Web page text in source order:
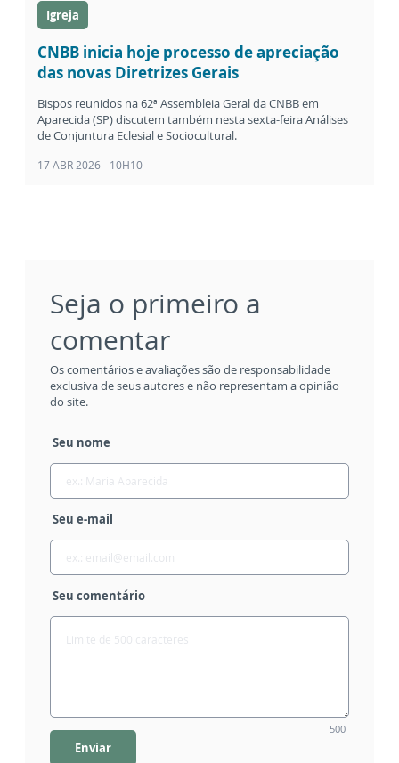
Igreja
CNBB inicia hoje processo de apreciação
das novas Diretrizes Gerais
Bispos reunidos na 62ª Assembleia Geral da CNBB em
Aparecida (SP) discutem também nesta sexta-feira Análises
de Conjuntura Eclesial e Sociocultural.
17 ABR 2026 - 10H10
Seja o primeiro a
comentar
Os comentários e avaliações são de responsabilidade
exclusiva de seus autores e não representam a opinião
do site.
Seu nome
Seu e-mail
Seu comentário
500
Enviar